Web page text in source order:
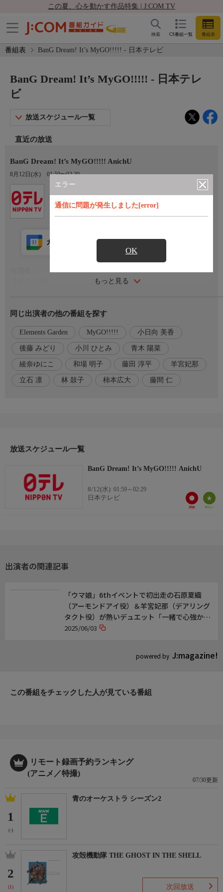
この夏、心を動かす作品特集 | J:COM TV
CS番組一覧 番組表
検索
番組表 BanG Dream! It’s MyGO!!!!! - 日本テレビ
エラー
通信に問題が発生しました[error]
OK
BanG Dream! It’s MyGO!!!!! - 日本テレ
ビ
放送スケジュール一覧
直近の放送
BanG Dream! It’s MyGO!!!!! AnichU
8月12日(水) 01:59〜02:29
もっと見る
カレンダー登録 アプリ視聴
要 楽奈…青木 陽菜
長崎そよ…小日向 美香
椎名立希…林 鼓子
ほか
番組内容
「バンドやる」
【シリーズ構成】綾奈ゆにこ
【脚本】綾奈 ゆにこ 後藤 みどり 小川 ひとみ 和場 明子 晴日 た
【製作】BanG Dream! Project
【公式サイト】https://anime.bang-dream.com/mygo/
同じ出演者の他の番組を探す
Elements Garden MyGO!!!!! 小日向 美香
後藤 みどり 小川 ひとみ 青木 陽菜
綾奈ゆにこ 和場 明子 藤田 淳平 羊宮妃那
立石 凛 林 鼓子 柿本広大 藤間 仁
放送スケジュール一覧
BanG Dream! It’s MyGO!!!!! AnichU
8/12(水) 01:59～02:29
日本テレビ
出演者の関連記事
powered by J:magazine!
「ウマ娘」6thイベントで初出走の石原夏織
（アーモンドアイ役）＆羊宮妃那（デアリング
タクト役）が熱いデュエット「一緒で心強かっ
た」
2025/06/03
この番組をチェックした人が見ている番組
リモート録画予約ランキング
(アニメ／特撮)
07/30更新
1
(-)
青のオーケストラ シーズン2
2
(1)
攻殻機動隊 THE GHOST IN THE SHELL
次回放送